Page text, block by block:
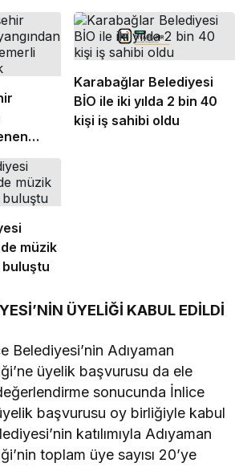
Karabağlar Belediyesi
BİO ile iki yılda 2 bin 40
kişi iş sahibi oldu
müzik
buluştu
ÜYELİĞİ KABUL EDİLDİ
Belediyesi’nin Adıyaman
üyelik başvurusu da ele
değerlendirme sonucunda İnlice
başvurusu oy birliğiyle kabul
katılımıyla Adıyaman
toplam üye sayısı 20’ye